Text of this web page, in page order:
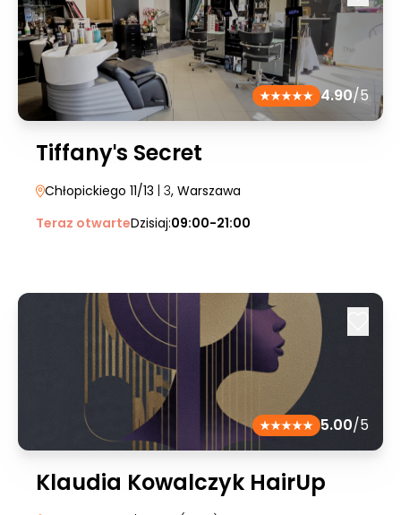
4.90/5
Tiffanyˈs Secret
Chłopickiego 11/13 | 3, Warszawa
Teraz otwarteDzisiaj:09:00-21:00
5.00/5
Klaudia Kowalczyk HairUp